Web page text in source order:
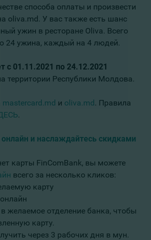
способа оплаты и произвести
oliva.md. У вас также есть шанс
ужин в ресторане Oliva. Всего
24 ужина, каждый на 4 людей.
с 01.11.2021 по 24.12.2021
территории Республики Молдова.
mastercard.md и oliva.md. Правила
.
онлайн и наслаждайтесь скидками
карты FinComBank, вы можете
всего за несколько кликов:
карту
желаемое отделение банка, чтобы
карту.
через 3 рабочих дня в мун.